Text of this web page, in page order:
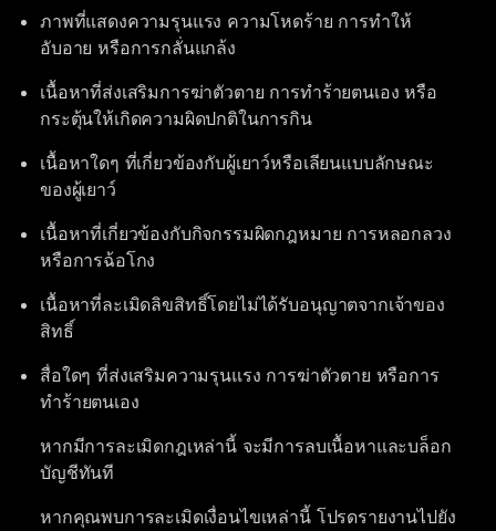
ภาพที่แสดงความรุนแรง ความโหดร้าย การทำให้
อับอาย หรือการกลั่นแกล้ง
เนื้อหาที่ส่งเสริมการฆ่าตัวตาย การทำร้ายตนเอง หรือ
กระตุ้นให้เกิดความผิดปกติในการกิน
เนื้อหาใดๆ ที่เกี่ยวข้องกับผู้เยาว์หรือเลียนแบบลักษณะ
ของผู้เยาว์
เนื้อหาที่เกี่ยวข้องกับกิจกรรมผิดกฎหมาย การหลอกลวง
หรือการฉ้อโกง
เนื้อหาที่ละเมิดลิขสิทธิ์โดยไม่ได้รับอนุญาตจากเจ้าของ
สิทธิ์
สื่อใดๆ ที่ส่งเสริมความรุนแรง การฆ่าตัวตาย หรือการ
ทำร้ายตนเอง
หากมีการละเมิดกฎเหล่านี้ จะมีการลบเนื้อหาและบล็อก
บัญชีทันที
หากคุณพบการละเมิดเงื่อนไขเหล่านี้ โปรดรายงานไปยัง